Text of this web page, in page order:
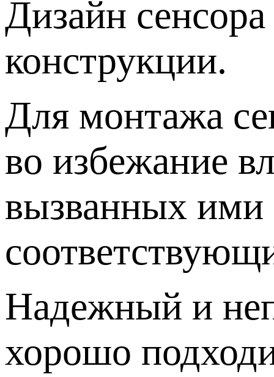
Дизайн
конструкции.
Для монтажа
во избежание
вызванных
Надежный и
хорошо